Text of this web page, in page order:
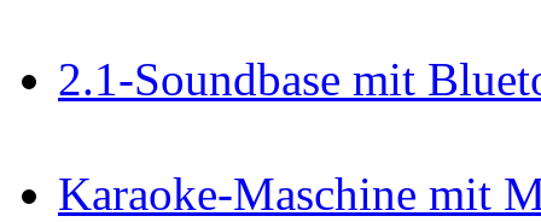
2.1-Soundbase mit
Karaoke-Maschine mit